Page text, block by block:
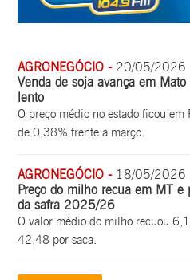
AGRONEGÓCIO -20/05/2026
Venda de soja avança em
lento
O preço médio no estado ficou
de 0,38% frente a março.
AGRONEGÓCIO -18/05/2026
Preço do milho recua em MT e
da safra 2025/26
O valor médio do milho recuou
42,48 por saca.